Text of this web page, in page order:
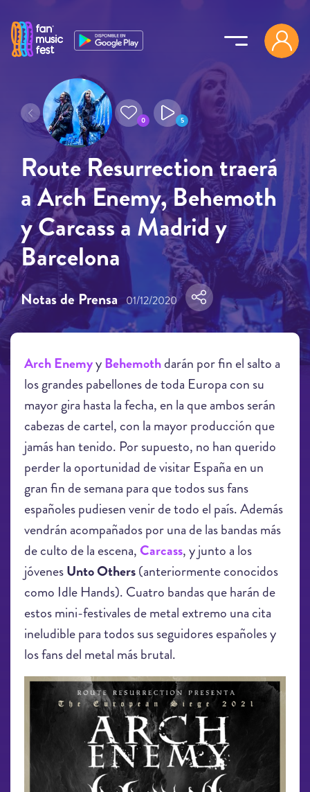
0 5
Notas de Prensa 01/12/2020
Route Resurrection traerá
a Arch Enemy, Behemoth
y Carcass a Madrid y
Barcelona
Arch EnemyyBehemothdarán por fin el salto a
los grandes pabellones de toda Europa con su
mayor gira hasta la fecha, en la que ambos serán
cabezas de cartel, con la mayor producción que
jamás han tenido. Por supuesto, no han querido
perder la oportunidad de visitar España en un
gran fin de semana para que todos sus fans
españoles pudiesen venir de todo el país. Además
vendrán acompañados por una de las bandas más
de culto de la escena,Carcass, y junto a los
jóvenesUnto Others(anteriormente conocidos
como Idle Hands). Cuatro bandas que harán de
estos mini-festivales de metal extremo una cita
ineludible para todos sus seguidores españoles y
los fans del metal más brutal.
be783e57-312f-43cf-9512-
bbd107f54ca2.jpg